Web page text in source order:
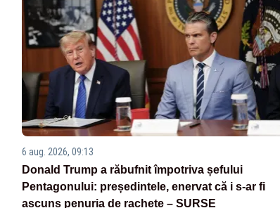
6 aug. 2026, 09:13
Donald Trump a răbufnit împotriva șefului
Pentagonului: președintele, enervat că i s-ar fi
ascuns penuria de rachete – SURSE